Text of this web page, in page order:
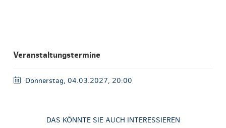
Veranstaltungstermine
Donnerstag, 04.03.2027, 20:00
DAS KÖNNTE SIE AUCH INTERESSIEREN